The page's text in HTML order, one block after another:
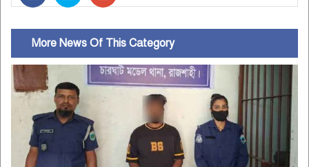
More News Of This Category